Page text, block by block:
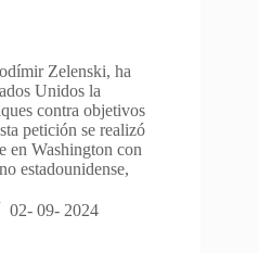
Zelenski, ha
Unidos la
contra objetivos
petición se realizó
en Washington con
estadounidense,
02- 09- 2024